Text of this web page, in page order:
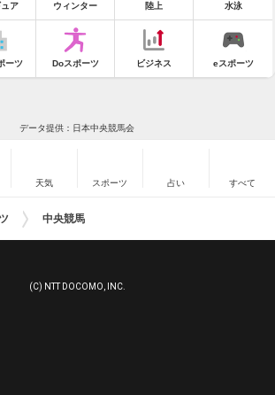
ア ウィンター 陸上 水泳
ーツ Doスポーツ ビジネス eスポーツ
データ提供：日本中央競馬会
天気 スポーツ 占い すべて
中央競馬
(C) NTT DOCOMO, INC.